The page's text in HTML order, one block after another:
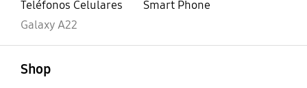
Teléfonos Celulares
Smart Phone
Galaxy A22
Shop